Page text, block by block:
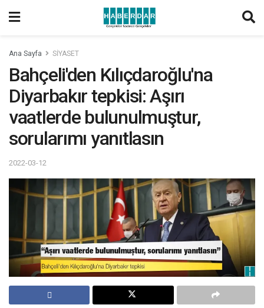
Ana Sayfa SİYASET
Bahçeli'den Kılıçdaroğlu'na
Diyarbakır tepkisi: Aşırı
vaatlerde bulunulmuştur,
sorularımı yanıtlasın
2022-03-12